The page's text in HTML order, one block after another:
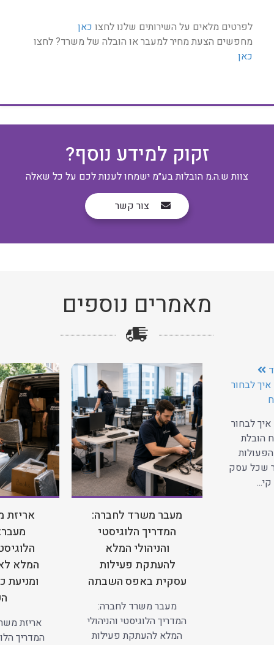
לפרטים מלאים על השירותים שלנו לחצו כאן
מחפשים הצעת מחיר למעבר או הובלה של משרד? לחצו
כאן
זקוק למידע נוסף?
צוות ש.ה.מ הובלות בע״מ ישמחו לענות לכם על כל שאלה
צור קשר
מאמרים נוספים
לבחור
לבחור
הובלת
שכל עסק
מעבר משרד לחברה:
המדריך הלוגיסטי
והניהולי המלא
להעתקת פעילות
עסקית באפס השבתה
מעבר משרד לחברה:
המדריך הלוגיסטי והניהולי
המלא להעתקת פעילות
אריזת
המלא
ומניעת
אריזת
המדריך